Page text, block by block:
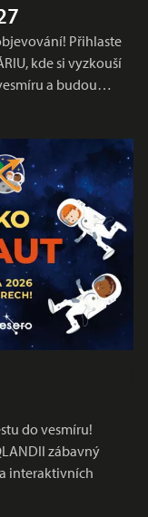
Přihlaste
kde si vyzkouší
a budou…
do vesmíru!
zábavný
interaktivních